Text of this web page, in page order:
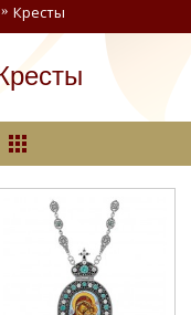
Кресты